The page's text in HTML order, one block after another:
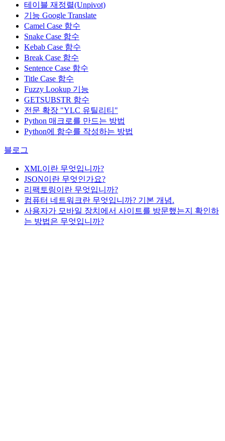
테이블 재정렬(Unpivot)
기능 Google Translate
Camel Case 함수
Snake Case 함수
Kebab Case 함수
Break Case 함수
Sentence Case 함수
Title Case 함수
Fuzzy Lookup 기능
GETSUBSTR 함수
전문 확장 "YLC 유틸리티"
Python 매크로를 만드는 방법
Python에 함수를 작성하는 방법
블로그
XML이란 무엇입니까?
JSON이란 무엇인가요?
리팩토링이란 무엇입니까?
컴퓨터 네트워크란 무엇입니까? 기본 개념.
사용자가 모바일 장치에서 사이트를 방문했는지 확인하
는 방법은 무엇입니까?